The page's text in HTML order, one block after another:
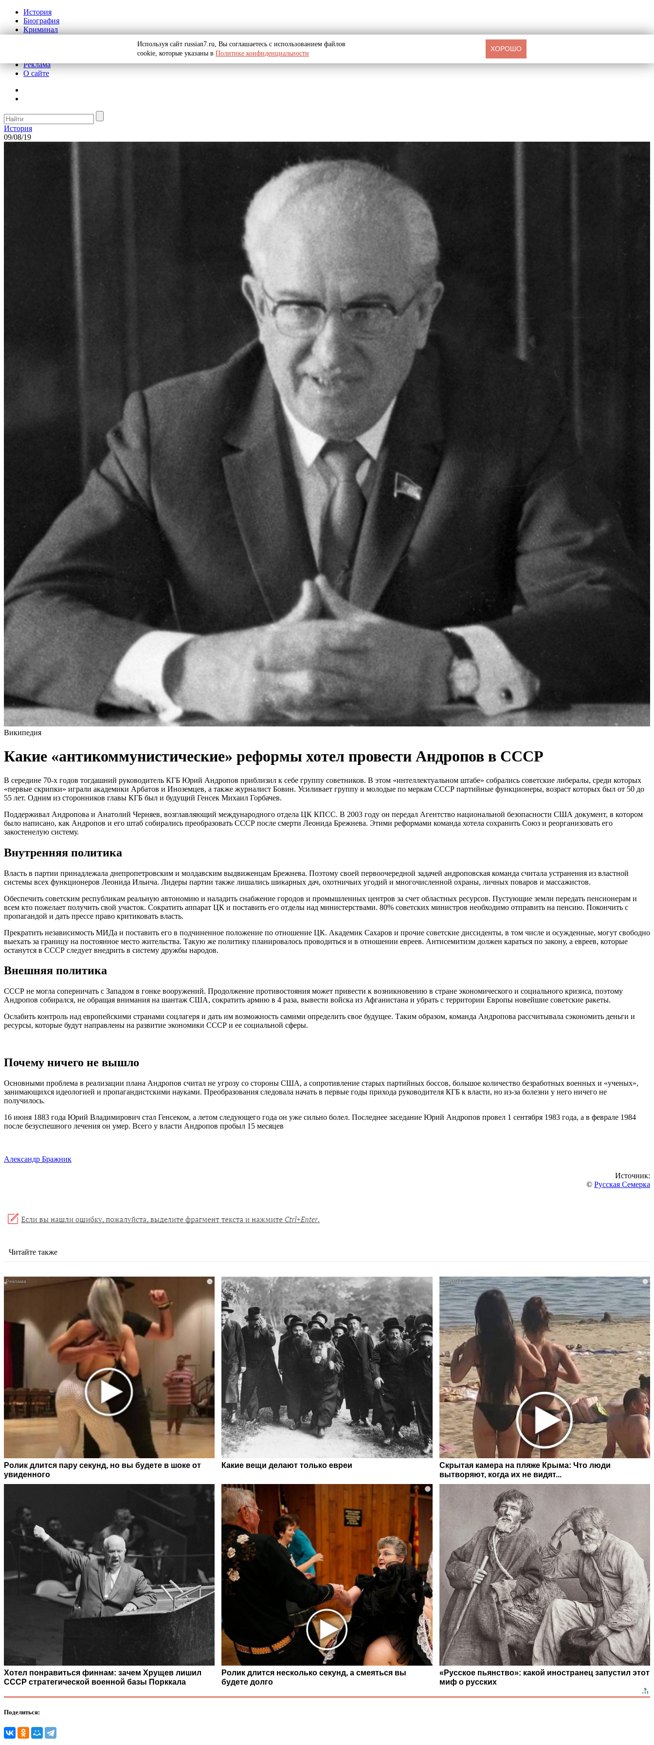
История
Биография
Криминал
Реклама
О сайте
История
09/08/19
Википедия
Какие «антикоммунистические» реформы хотел провести Андропов в СССР
В середине 70-х годов тогдашний руководитель КГБ Юрий Андропов приблизил к себе группу советников. В этом «интеллектуальном штабе» собрались советские либералы, среди которых
«первые скрипки» играли академики Арбатов и Иноземцев, а также журналист Бовин. Усиливает группу и молодые по меркам СССР партийные функционеры, возраст которых был от 50 до
55 лет. Одним из сторонников главы КГБ был и будущий Генсек Михаил Горбачев.
Поддерживал Андропова и Анатолий Черняев, возглавляющий международного отдела ЦК КПСС. В 2003 году он передал Агентство национальной безопасности США документ, в котором
было написано, как Андропов и его штаб собирались преобразовать СССР после смерти Леонида Брежнева. Этими реформами команда хотела сохранить Союз и реорганизовать его
закостенелую систему.
Внутренняя политика
Власть в партии принадлежала днепропетровским и молдавским выдвиженцам Брежнева. Поэтому своей первоочередной задачей андроповская команда считала устранения из властной
системы всех функционеров Леонида Ильича. Лидеры партии также лишались шикарных дач, охотничьих угодий и многочисленной охраны, личных поваров и массажистов.
Обеспечить советским республикам реальную автономию и наладить снабжение городов и промышленных центров за счет областных ресурсов. Пустующие земли передать пенсионерам и
всем кто пожелает получить свой участок. Сократить аппарат ЦК и поставить его отделы над министерствами. 80% советских министров необходимо отправить на пенсию. Покончить с
пропагандой и дать прессе право критиковать власть.
Прекратить независимость МИДа и поставить его в подчиненное положение по отношение ЦК. Академик Сахаров и прочие советские диссиденты, в том числе и осужденные, могут свободно
выехать за границу на постоянное место жительства. Такую же политику планировалось проводиться и в отношении евреев. Антисемитизм должен караться по закону, а евреев, которые
останутся в СССР следует внедрить в систему дружбы народов.
Внешняя политика
СССР не могла соперничать с Западом в гонке вооружений. Продолжение противостояния может привести к возникновению в стране экономического и социального кризиса, поэтому
Андропов собирался, не обращая внимания на шантаж США, сократить армию в 4 раза, вывести войска из Афганистана и убрать с территории Европы новейшие советские ракеты.
Ослабить контроль над европейскими странами соцлагеря и дать им возможность самими определить свое будущее. Таким образом, команда Андропова рассчитывала сэкономить деньги и
ресурсы, которые будут направлены на развитие экономики СССР и ее социальной сферы.
Почему ничего не вышло
Основными проблема в реализации плана Андропов считал не угрозу со стороны США, а сопротивление старых партийных боссов, большое количество безработных военных и «ученых»,
занимающихся идеологией и пропагандистскими науками. Преобразования следовала начать в первые годы прихода руководителя КГБ к власти, но из-за болезни у него ничего не
получилось.
16 июня 1883 года Юрий Владимирович стал Генсеком, а летом следующего года он уже сильно болел. Последнее заседание Юрий Андропов провел 1 сентября 1983 года, а в феврале 1984
после безуспешного лечения он умер. Всего у власти Андропов пробыл 15 месяцев
Александр Бражник
Источник:
© Русская Семерка
Читайте также
i
Ролик длится пару секунд, но вы будете в шоке от
увиденного
Какие вещи делают только евреи
i
Скрытая камера на пляже Крыма: Что люди
вытворяют, когда их не видят...
Хотел понравиться финнам: зачем Хрущев лишил
СССР стратегической военной базы Порккала
i
Ролик длится несколько секунд, а смеяться вы
будете долго
«Русское пьянство»: какой иностранец запустил этот
миф о русских
Поделиться:
Используя сайт russian7.ru, Вы соглашаетесь с использованием файлов
cookie, которые указаны в Политике конфиденциальности
ХОРОШО